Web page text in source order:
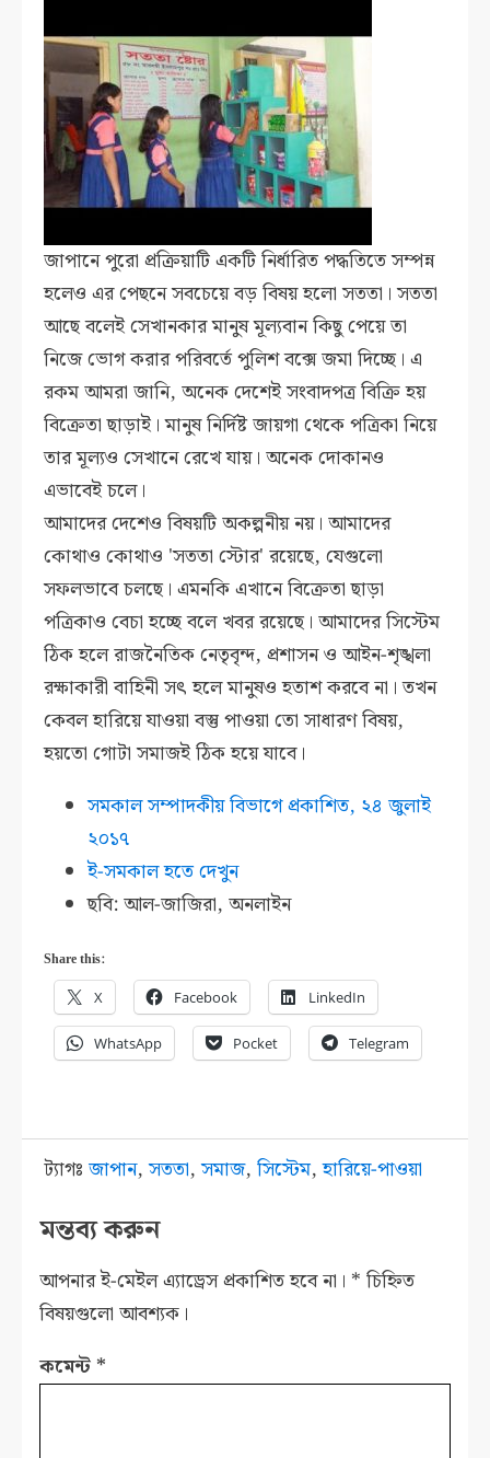
জাপানে পুরো প্রক্রিয়াটি একটি নির্ধারিত পদ্ধতিতে সম্পন্ন
হলেও এর পেছনে সবচেয়ে বড় বিষয় হলো সততা। সততা
আছে বলেই সেখানকার মানুষ মূল্যবান কিছু পেয়ে তা
নিজে ভোগ করার পরিবর্তে পুলিশ বক্সে জমা দিচ্ছে। এ
রকম আমরা জানি, অনেক দেশেই সংবাদপত্র বিক্রি হয়
বিক্রেতা ছাড়াই। মানুষ নির্দিষ্ট জায়গা থেকে পত্রিকা নিয়ে
তার মূল্যও সেখানে রেখে যায়। অনেক দোকানও
এভাবেই চলে।
আমাদের দেশেও বিষয়টি অকল্পনীয় নয়। আমাদের
কোথাও কোথাও 'সততা স্টোর' রয়েছে, যেগুলো
সফলভাবে চলছে। এমনকি এখানে বিক্রেতা ছাড়া
পত্রিকাও বেচা হচ্ছে বলে খবর রয়েছে। আমাদের সিস্টেম
ঠিক হলে রাজনৈতিক নেতৃবৃন্দ, প্রশাসন ও আইন-শৃঙ্খলা
রক্ষাকারী বাহিনী সৎ হলে মানুষও হতাশ করবে না। তখন
কেবল হারিয়ে যাওয়া বস্তু পাওয়া তো সাধারণ বিষয়,
হয়তো গোটা সমাজই ঠিক হয়ে যাবে।
সমকাল সম্পাদকীয় বিভাগে প্রকাশিত, ২৪ জুলাই
২০১৭
ই-সমকাল হতে দেখুন
ছবি: আল-জাজিরা, অনলাইন
Share this:
X Facebook LinkedIn
WhatsApp Pocket Telegram
ট্যাগঃজাপান,সততা,সমাজ,সিস্টেম,হারিয়ে-পাওয়া
মন্তব্য করুন
আপনার ই-মেইল এ্যাড্রেস প্রকাশিত হবে না। * চিহ্নিত
বিষয়গুলো আবশ্যক।
কমেন্ট *